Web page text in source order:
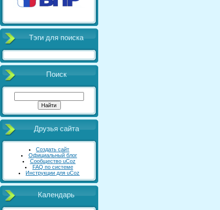
Тэги для поиска
Поиск
Друзья сайта
Создать сайт
Официальный блог
Сообщество uCoz
FAQ по системе
Инструкции для uCoz
Календарь